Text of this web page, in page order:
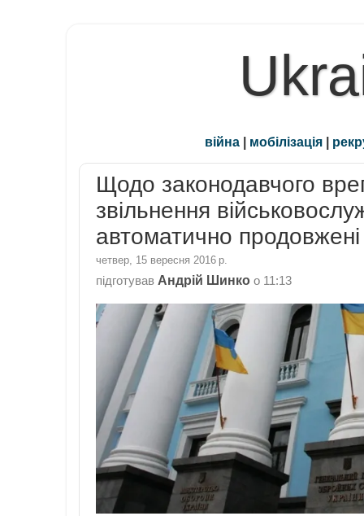
війна | мобілізація |
Щодо законодавчого
звільнення
автоматично продовжені
четвер, 15 вересня 2016 р.
підготував Андрій Шинко о 11:13